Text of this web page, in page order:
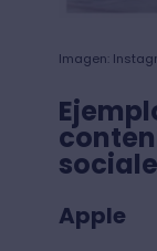
Imagen:
Apple